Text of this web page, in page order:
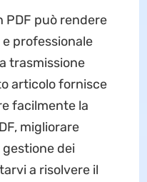
PDF può rendere
professionale
trasmissione
articolo fornisce
facilmente la
migliorare
dei
a risolvere il